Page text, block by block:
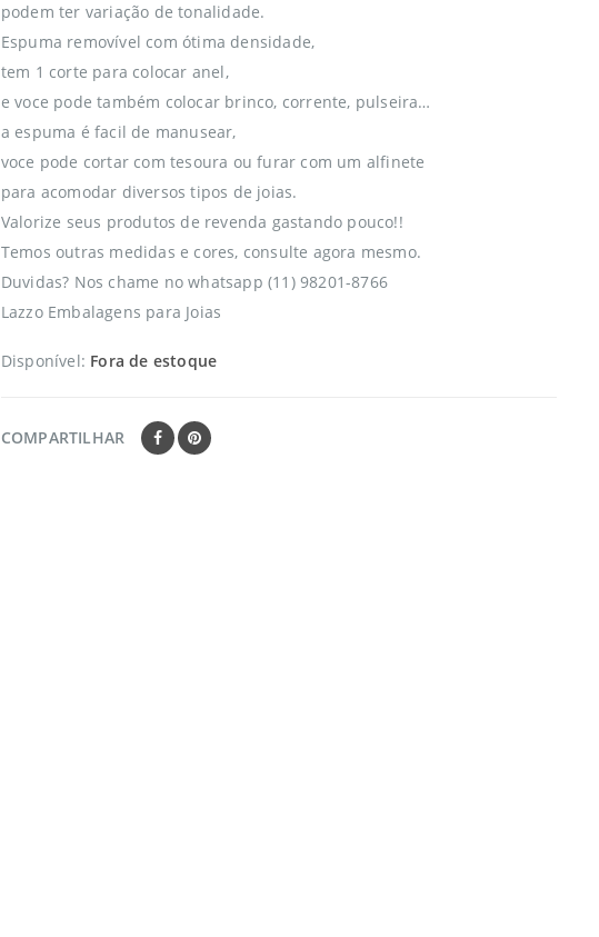
podem ter variação de tonalidade.
Espuma removível com ótima densidade,
tem 1 corte para colocar anel,
e voce pode também colocar brinco, corrente, pulseira…
a espuma é facil de manusear,
voce pode cortar com tesoura ou furar com um alfinete
para acomodar diversos tipos de joias.
Valorize seus produtos de revenda gastando pouco!!
Temos outras medidas e cores, consulte agora mesmo.
Duvidas? Nos chame no whatsapp (11) 98201-8766
Lazzo Embalagens para Joias
Disponível: Fora de estoque
COMPARTILHAR